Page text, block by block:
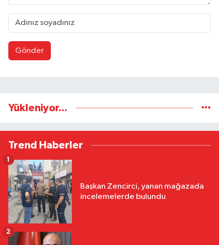
Gönder
Yükleniyor...
Trend Haberler
Başkan Zencirci, yanan mağazada
incelemelerde bulundu
1
2